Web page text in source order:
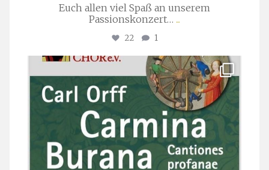
Euch allen viel Spaß an unserem
Passionskonzert… ...
22 1
stuttgarter_oratorienchor
Juli 22